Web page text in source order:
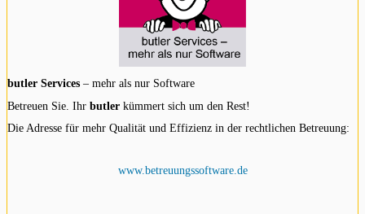
butler Services – mehr als nur Software
Betreuen Sie. Ihr butler kümmert sich um den Rest!
Die Adresse für mehr Qualität und Effizienz in der rechtlichen Betreuung:
www.betreuungssoftware.de